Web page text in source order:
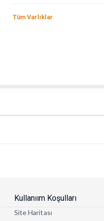
Tüm Varlıklar
Kullanıım Koşulları
Site Haritası